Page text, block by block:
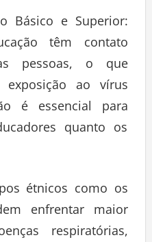
Básico e Superior:
têm contato
pessoas, o que
ao vírus
é essencial para
quanto os
étnicos como os
enfrentar maior
respiratórias,